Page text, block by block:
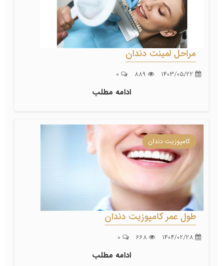
مراحل لمینت دندان
ادامه مطلب
کامپوزیت دندان
طول عمر کامپوزیت دندان
ادامه مطلب